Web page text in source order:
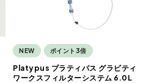
NEW ポイント3倍
Platypus プラティパス グラビティ
ワークスフィルターシステム 6.0L